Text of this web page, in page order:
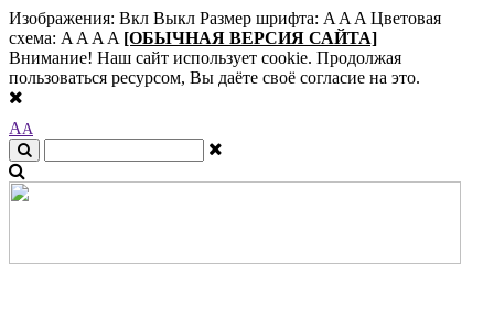
Изображения: Вкл Выкл Размер шрифта: A A A Цветовая
схема: A A A A [ОБЫЧНАЯ ВЕРСИЯ САЙТА]
Внимание! Наш сайт использует cookie. Продолжая
пользоваться ресурсом, Вы даёте своё согласие на это.
AA